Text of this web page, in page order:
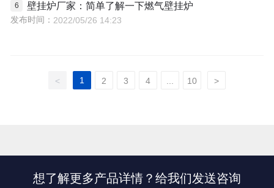
壁挂炉厂家：简单了解一下燃气壁挂炉
发布时间： 2022/05/26 14:23
< 1 2 3 4 10 >
想了解更多产品详情？给我们发送咨询